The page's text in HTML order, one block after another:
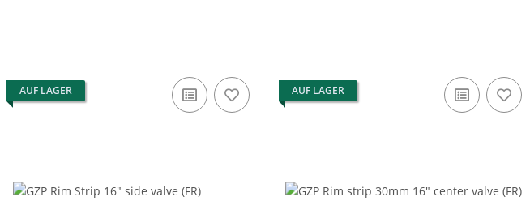
AUF LAGER AUF LAGER